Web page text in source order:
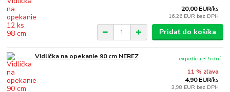
20,00 EUR/ks
16,26 EUR bez DPH
Pridať do košíka
Vidlička na opekanie 90 cm NEREZ
11 % zľava
4,90 EUR/ks
3,98 EUR bez DPH
expedícia 3-5 dní